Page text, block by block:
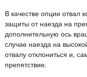
В качестве опции отвал
защиты от наезда на
дополнительную ось
случае наезда на
отвалу отклониться и,
препятствие.